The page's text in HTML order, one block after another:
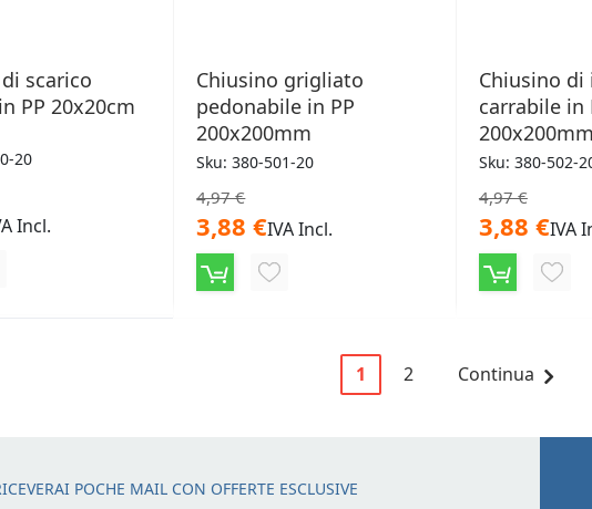
scarico
PP 20x20cm
20
Incl.
Chiusino grigliato
pedonabile in PP
200x200mm
Sku: 380-501-20
4,97 €
3,88 €IVA Incl.
AGGIUNGI
Chiusino di
carrabile in
200x200mm
Sku: 380-502-
4,97 €
3,88 €IVA
Pagina
Attualmente stai leggendo
1 Pagina
2 Pagina
Continua
POCHE MAIL CON OFFERTE ESCLUSIVE